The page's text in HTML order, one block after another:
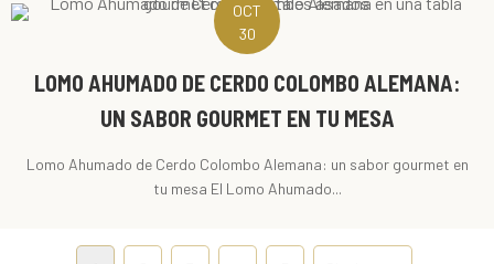
OCT
30
LOMO AHUMADO DE CERDO COLOMBO ALEMANA:
UN SABOR GOURMET EN TU MESA
Lomo Ahumado de Cerdo Colombo Alemana: un sabor gourmet en
tu mesa El Lomo Ahumado...